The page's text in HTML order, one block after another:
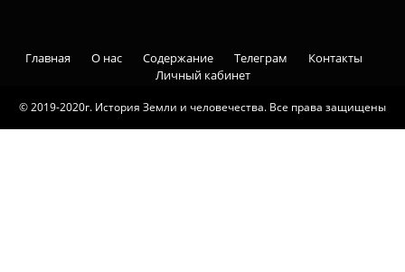
© 2019-2020г. История Земли и человечества. Все права защищены
Главная О нас Содержание Телеграм
Контакты
Личный кабинет